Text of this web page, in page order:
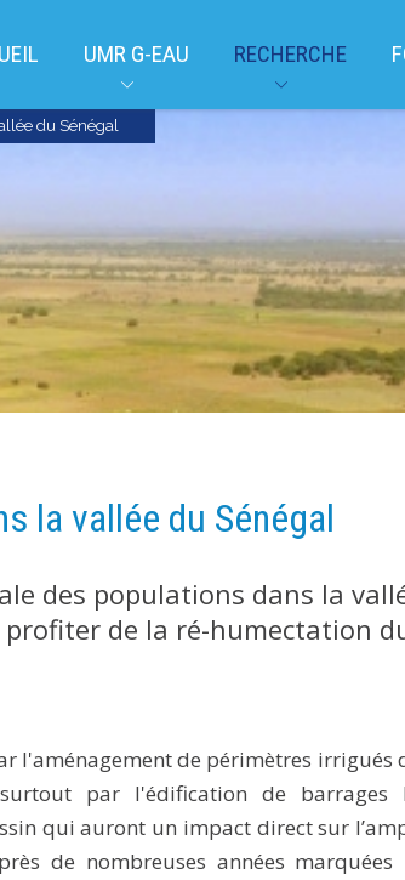
UMR G-EAU RECHERCHE
du Sénégal
la vallée du Sénégal
des populations dans la
profiter de la ré-humectation
l'aménagement de périmètres irrigués
par l'édification de barrages
qui auront un impact direct sur
de nombreuses années